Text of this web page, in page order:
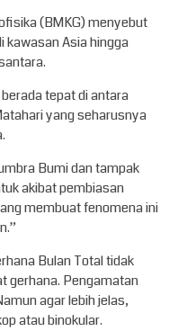
(BMKG) menyebut
kawasan Asia hingga
tepat di antara
yang seharusnya
Bumi dan tampak
akibat pembiasan
membuat fenomena ini
Bulan Total tidak
gerhana. Pengamatan
agar lebih jelas,
atau binokular.